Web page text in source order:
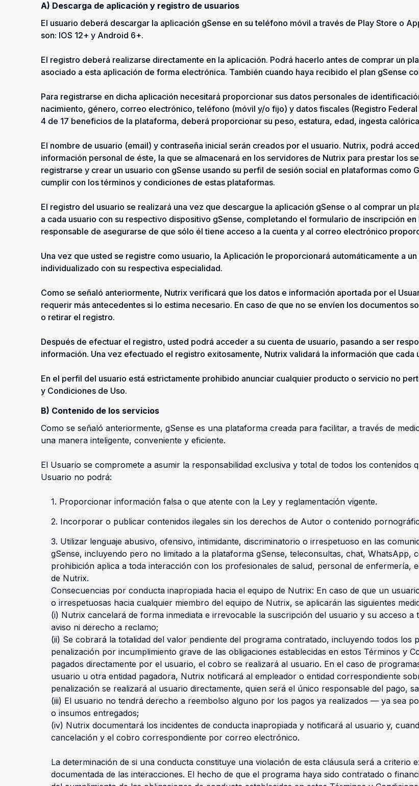
A) Descarga de aplicación y registro de usuarios
El usuario deberá descargar la aplicación gSense en su teléfono móvil a través de Play Store o
son: IOS 12+ y Android 6+.
El registro deberá realizarse directamente en la aplicación. Podrá hacerlo antes de comprar un
asociado a esta aplicación de forma electrónica. También cuando haya recibido el plan gSense
Para registrarse en dicha aplicación necesitará proporcionar sus datos personales de
nacimiento, género, correo electrónico, teléfono (móvil y/o fijo) y datos fiscales (Registro
4 de 17 beneficios de la plataforma, deberá proporcionar su peso, estatura, edad, ingesta
El nombre de usuario (email) y contraseña inicial serán creados por el usuario. Nutrix, podrá
información personal de éste, la que se almacenará en los servidores de Nutrix para prestar los
registrarse y crear un usuario con gSense usando su perfil de sesión social en plataformas como
cumplir con los términos y condiciones de estas plataformas.
El registro del usuario se realizará una vez que descargue la aplicación gSense o al comprar un
a cada usuario con su respectivo dispositivo gSense, completando el formulario de inscripción
responsable de asegurarse de que sólo él tiene acceso a la cuenta y al correo electrónico
Una vez que usted se registre como usuario, la Aplicación le proporcionará automáticamente a
individualizado con su respectiva especialidad.
Como se señaló anteriormente, Nutrix verificará que los datos e información aportada por el
requerir más antecedentes si lo estima necesario. En caso de que no se envíen los documentos
o retirar el registro.
Después de efectuar el registro, usted podrá acceder a su cuenta de usuario, pasando a ser
información. Una vez efectuado el registro exitosamente, Nutrix validará la información que cada
En el perfil del usuario está estrictamente prohibido anunciar cualquier producto o servicio no
y Condiciones de Uso.
B) Contenido de los servicios
Como se señaló anteriormente, gSense es una plataforma creada para facilitar, a través de
una manera inteligente, conveniente y eficiente.
El Usuario se compromete a asumir la responsabilidad exclusiva y total de todos los
Usuario no podrá:
1. Proporcionar información falsa o que atente con la Ley y reglamentación vigente.
2. Incorporar o publicar contenidos ilegales sin los derechos de Autor o contenido
3. Utilizar lenguaje abusivo, ofensivo, intimidante, discriminatorio o irrespetuoso en las
gSense, incluyendo pero no limitado a la plataforma gSense, teleconsultas, chat, WhatsApp,
prohibición aplica a toda interacción con los profesionales de salud, personal de
de Nutrix.
Consecuencias por conducta inapropiada hacia el equipo de Nutrix: En caso de que un
o irrespetuosas hacia cualquier miembro del equipo de Nutrix, se aplicarán las siguientes
(i) Nutrix cancelará de forma inmediata e irrevocable la suscripción del usuario y su acceso
aviso ni derecho a reclamo;
(ii) Se cobrará la totalidad del valor pendiente del programa contratado, incluyendo todos los
penalización por incumplimiento grave de las obligaciones establecidas en estos Términos y
pagados directamente por el usuario, el cobro se realizará al usuario. En el caso de
usuario u otra entidad pagadora, Nutrix notificará al empleador o entidad correspondiente
penalización se realizará al usuario directamente, quien será el único responsable del pago,
(iii) El usuario no tendrá derecho a reembolso alguno por los pagos ya realizados — ya sea
o insumos entregados;
(iv) Nutrix documentará los incidentes de conducta inapropiada y notificará al usuario y,
cancelación y el cobro correspondiente por correo electrónico.
La determinación de si una conducta constituye una violación de esta cláusula será a criterio
documentada de las interacciones. El hecho de que el programa haya sido contratado o